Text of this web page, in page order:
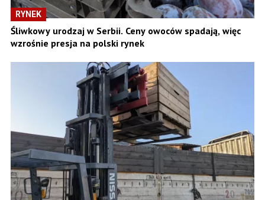
RYNEK
Śliwkowy urodzaj w Serbii. Ceny owoców spadają, więc
wzrośnie presja na polski rynek